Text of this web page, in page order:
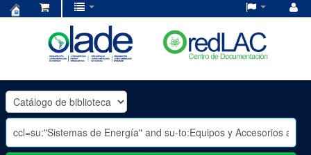
OLADE
-